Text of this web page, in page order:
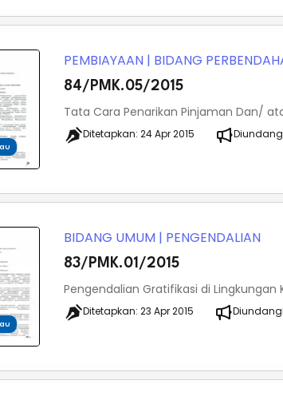
PEMBIAYAAN | BIDANG
84/PMK.05/2015
Tata Cara Penarikan Pinjaman Dan/
Ditetapkan:24 Apr 2015
BIDANG UMUM | PENGENDALIAN
83/PMK.01/2015
Pengendalian Gratifikasi di
Ditetapkan:23 Apr 2015